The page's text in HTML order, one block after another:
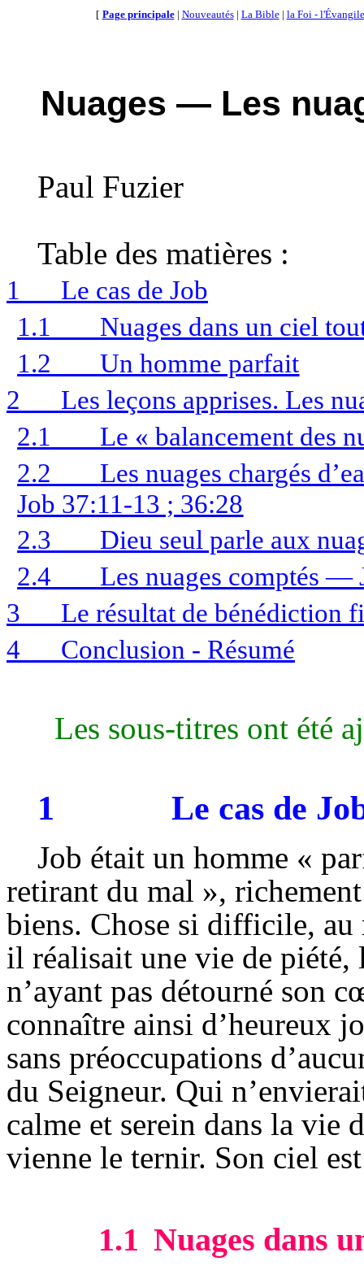
[ Page principale| Nouveautés| La Bible| la Foi - l'Évangile
Nuages — Les
Paul Fuzier
Table des matières :
1
Le cas de Job
1.1
Nuages dans un ciel
1.2
Un homme parfait
2
Les leçons apprises. Les
2.1
Le « balancement des
2.2
Les nuages chargés
Job 37:11-13 ; 36:28
2.3
Dieu seul parle aux
2.4
Les nuages comptés —
3
Le résultat de bénédiction
4
Conclusion - Résumé
Les sous-titres ont été
1 Le cas de
Job était un homme «
retirant du mal »,
biens. Chose si difficile,
il réalisait une vie de piété,
n’ayant pas détourné son
connaître ainsi d’heureux
sans préoccupations
du Seigneur. Qui
calme et serein dans la vie
vienne le ternir. Son ciel est
1.1 Nuages dans